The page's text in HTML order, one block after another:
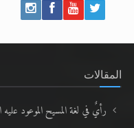
المقالات
رأيٌ في لغة المسيح الموعود عليه